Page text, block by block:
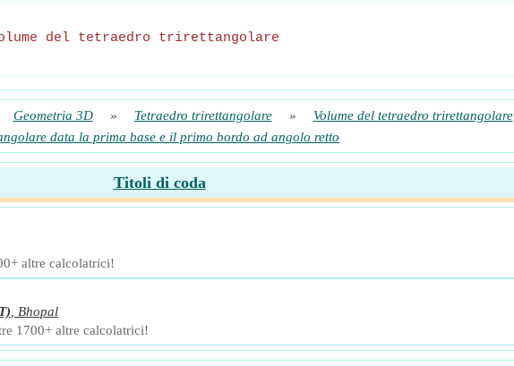
del tetraedro trirettangolare
Geometria 3D » Tetraedro trirettangolare » Volume del tetraedro trirettangolare
data la prima base e il primo bordo ad angolo retto
Titoli di coda
altre calcolatrici!
Bhopal
1700+ altre calcolatrici!